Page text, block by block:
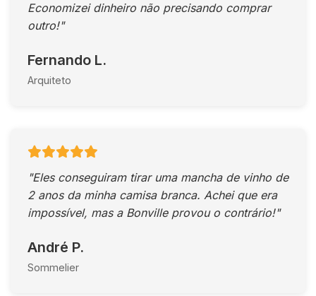
Economizei dinheiro não precisando comprar
outro!"
Fernando L.
Arquiteto
"Eles conseguiram tirar uma mancha de vinho de
2 anos da minha camisa branca. Achei que era
impossível, mas a Bonville provou o contrário!"
André P.
Sommelier